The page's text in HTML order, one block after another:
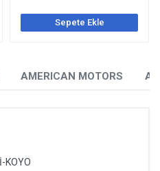
AMERICAN MOTORS
KOYO
Sepete Ekle